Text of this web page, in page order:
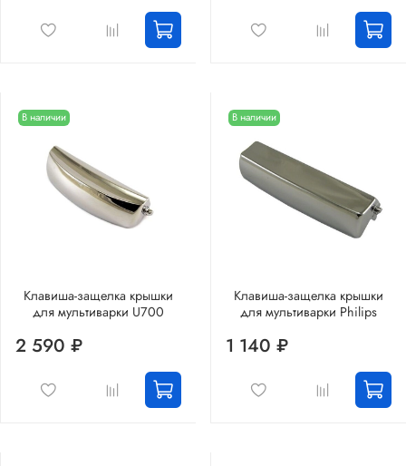
В наличии
Клавиша-защелка крышки
для мультиварки U700
2 590 ₽
В наличии
Клавиша-защелка крышки
для мультиварки Philips
1 140 ₽